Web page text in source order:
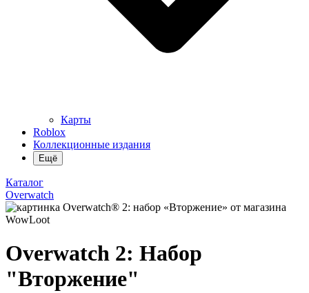
Карты
Roblox
Коллекционные издания
Ещё
Каталог
Overwatch
Overwatch 2: Набор
"Вторжение"